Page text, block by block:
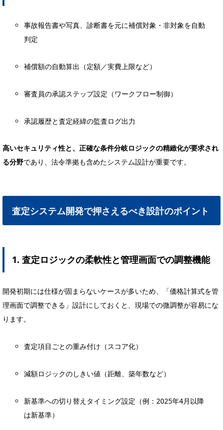
事故報告書や写真、診断書を元に補償対象・非対象を自動
判定
補償額の自動算出（定額／実費上限など）
審査員の承認ステップ設定（ワークフロー制御）
承認履歴と査定経緯の監査ログ出力
高いセキュリティ性と、正確な条件分岐ロジックの精緻化が要求され
る分野であり、法令準拠も含めたシステム設計が重要です。
査定システム開発で押さえるべき設計のポイント
1. 査定ロジックの柔軟性と管理画面での調整機能
開発初期には仕様が固まらないケースが多いため、「価格計算式を管
理画面で調整できる」設計にしておくと、現場での微調整が容易にな
ります。
査定項目ごとの重み付け（スコア化）
減額ロジックのしきい値（距離、築年数など）
新基準への切り替えタイミング設定（例：2025年4月以降
は新基準）